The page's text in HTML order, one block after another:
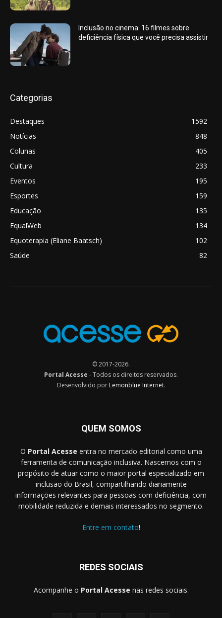
Inclusão no cinema: 16 filmes sobre
deficiência física que você precisa assistir
Categorias
Destaques
1592
Notícias
848
Colunas
405
Cultura
233
Eventos
195
Esportes
159
Educação
135
EqualWeb
134
Equoterapia (Eliane Baatsch)
102
Saúde
82
© 2017-2026.
Portal Acesse - Todos os direitos reservados.
Desenvolvido por Lemonblue Internet.
QUEM SOMOS
O Portal Acesse entra no mercado editorial como uma
ferramenta de comunicação inclusiva. Nascemos com o
propósito de atuar como o maior portal especializado em
inclusão do Brasil, compartilhando diariamente
informações relevantes para pessoas com deficiência, com
mobilidade reduzida e demais interessados no segmento.
Entre em contato!
REDES SOCIAIS
Acompanhe o Portal Acesse nas redes sociais.